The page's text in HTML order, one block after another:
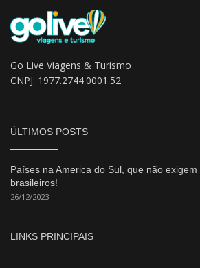
Go Live Viagens & Turismo
CNPJ: 1977.2744.0001.52
ÚLTIMOS POSTS
Países na America do Sul, que não
brasileiros!
26/12/2023
LINKS PRINCIPAIS